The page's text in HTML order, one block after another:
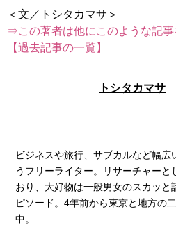
⇒この著者は他にこのような記事
【過去記事の一覧】
トシタカマサ
ビジネスや旅行、サブカルなど幅広
うフリーライター。リサーチャーと
おり、大好物は一般男女のスカッと
ピソード。4年前から東京と地方の
中。